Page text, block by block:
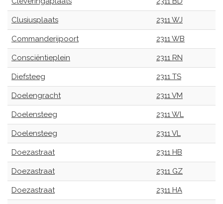
Clusiusplaats 2311 WJ
Commanderijpoort 2311 WB
Consciëntieplein 2311 RN
Diefsteeg 2311 TS
Doelengracht 2311 VM
Doelensteeg 2311 WL
Doelensteeg 2311 VL
Doezastraat 2311 HB
Doezastraat 2311 GZ
Doezastraat 2311 HA